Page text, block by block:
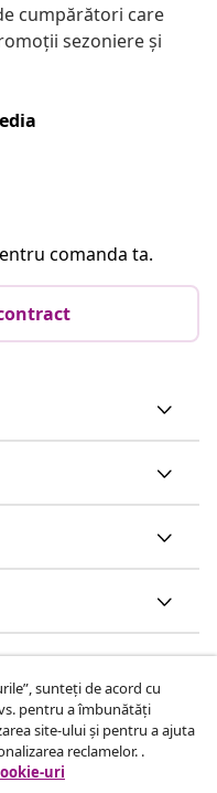
cumpărători care
sezoniere și
comanda ta.
sunteți de acord cu
pentru a îmbunătăți
site-ului și pentru a ajuta
reclamelor. .
uri